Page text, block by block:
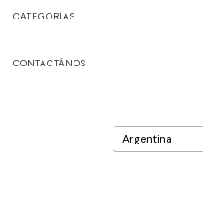
CATEGORÍAS
CONTACTÁNOS